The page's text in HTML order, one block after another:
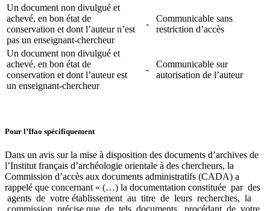
Un document non divulgué et
achevé, en bon état de
conservation et dont l’auteur n’est
pas un enseignant-chercheur
-
Communicable sans
restriction d’accès
Un document non divulgué et
achevé, en bon état de
conservation et dont l’auteur est
un enseignant-chercheur
-
Communicable sur
autorisation de l’auteur
Pour l’Ifao spécifiquement
Dans un avis sur la mise à disposition des documents d’archives de
l’Institut français d’archéologie orientale à des chercheurs, la
Commission d’accès aux documents administratifs (CADA) a
rappelé que concernant « (…) la documentation constituée par des
agents de votre établissement au titre de leurs recherches, la